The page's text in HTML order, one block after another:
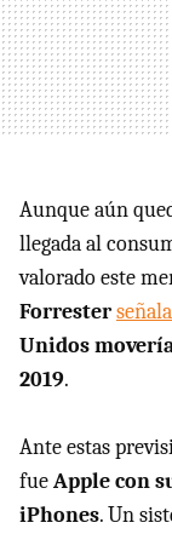
Aunque aún
llegada al
valorado este
Forrester
Unidos
2019.
Ante estas
fueApple con
iPhones. Un